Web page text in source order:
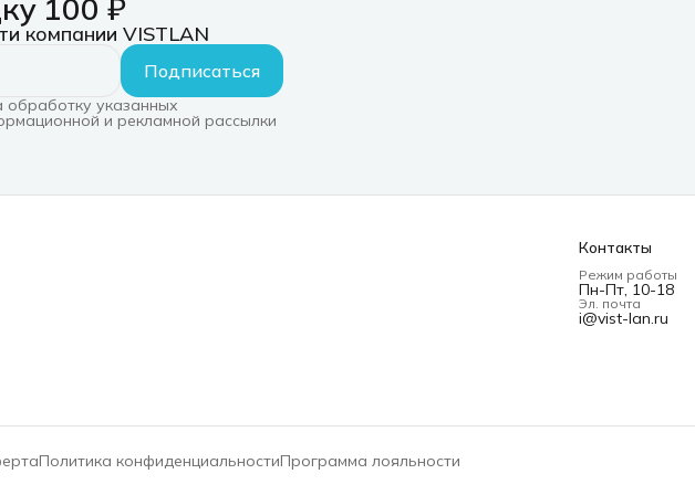
100 ₽
компании VISTLAN
Подписаться
обработку указанных
и рекламной рассылки
Контакты
Режим работы
Пн-Пт, 10-18
Эл. почта
i@vist-lan.ru
Политика конфиденциальностиПрограмма лояльности